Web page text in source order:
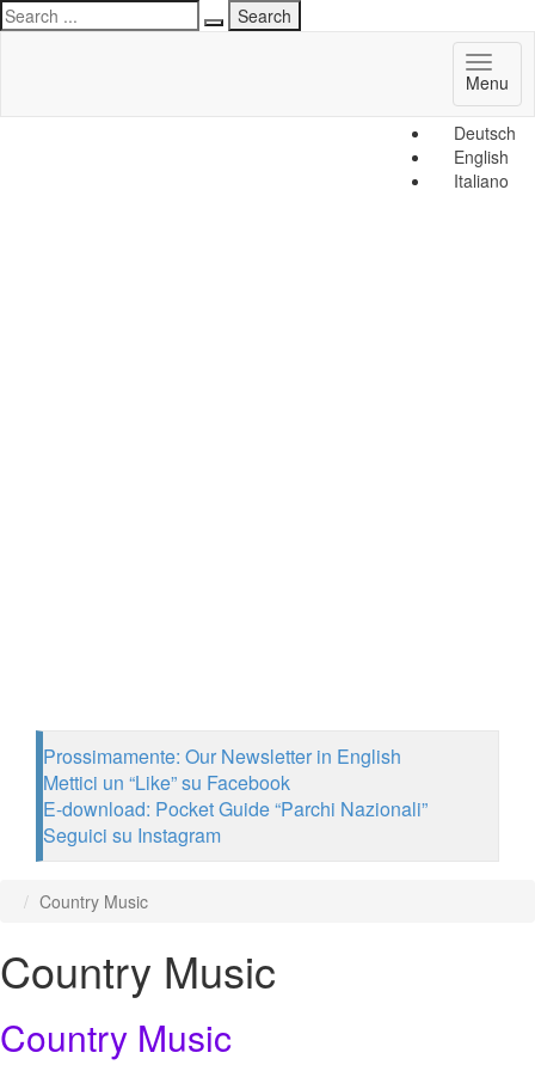
Deutsch
English
Italiano
Menu
Prossimamente: Our Newsletter in English
Mettici un “Like” su Facebook
E-download: Pocket Guide “Parchi Nazionali”
Seguici su Instagram
Country Music
Country Music
Country Music